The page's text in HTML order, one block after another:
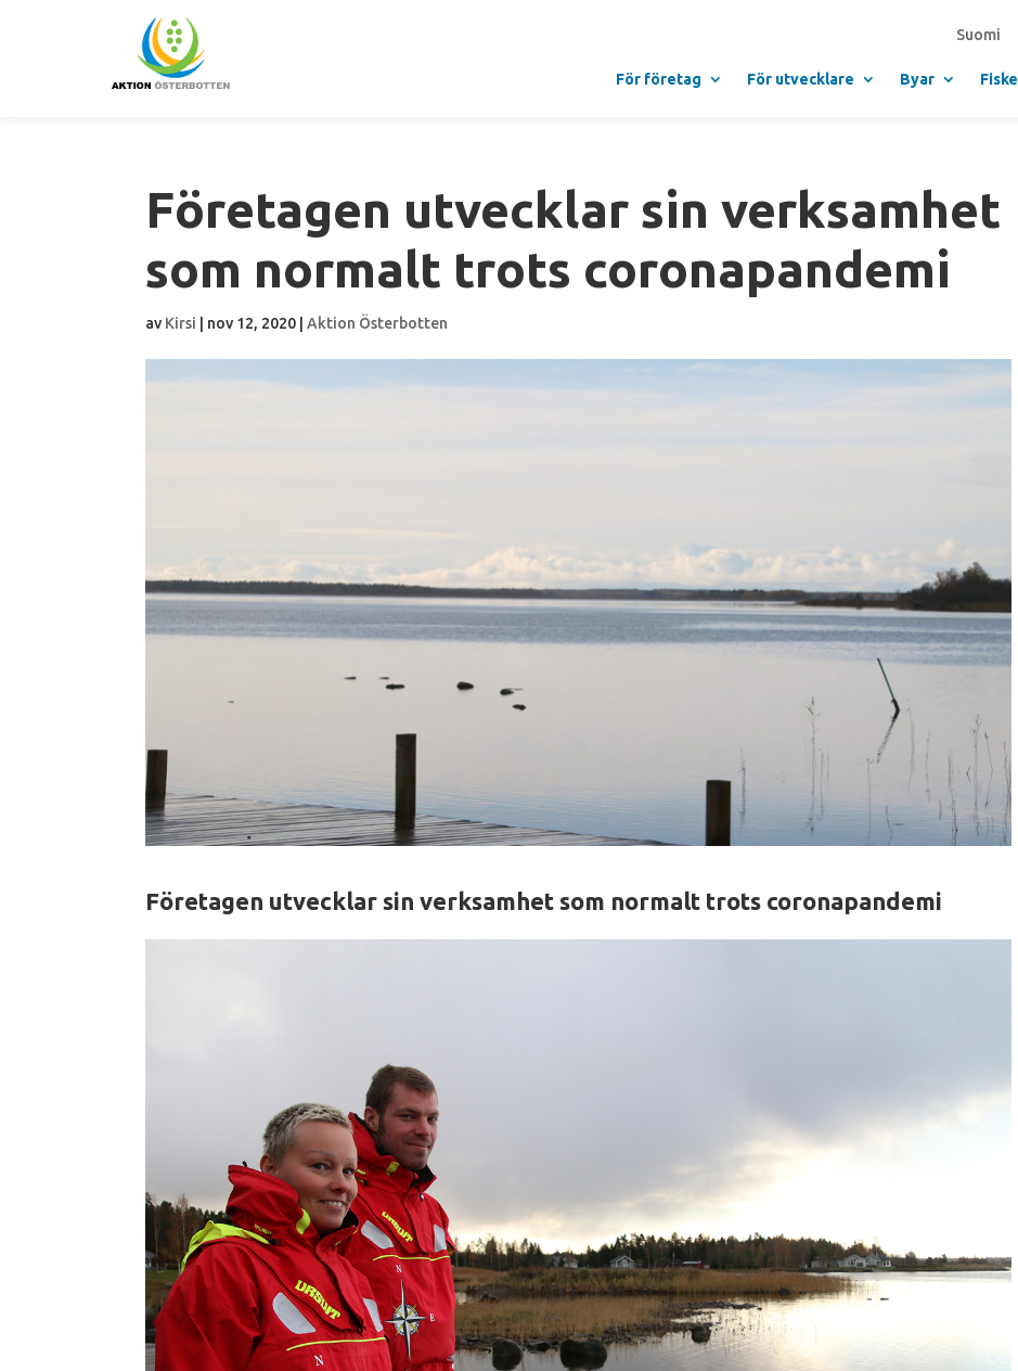
Suomi
För företag För utvecklare Byar Fiske
Företagen utvecklar sin verksamhet
som normalt trots coronapandemi
av Kirsi nov 12, 2020 |Aktion Österbotten
Företagen utvecklar sin verksamhet som normalt trots coronapandemi